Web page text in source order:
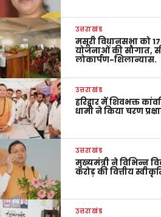
उत्तराखंड
मसूरी विधानसभा को
योजनाओं की सौगात,
लोकार्पण-शिलान्यास.
उत्तराखंड
हरिद्वार में शिवभक्त
धामी ने किया चरण
उत्तराखंड
मुख्यमंत्री ने विभिन्न
करोड़ की वित्तीय
उत्तराखंड